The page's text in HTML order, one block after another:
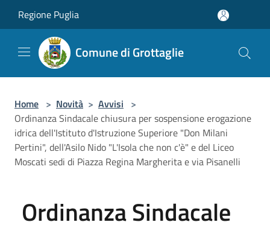
Regione Puglia
Comune di Grottaglie
Home > Novità > Avvisi >
Ordinanza Sindacale chiusura per sospensione erogazione
idrica dell'Istituto d'Istruzione Superiore "Don Milani
Pertini", dell'Asilo Nido "L'Isola che non c'è" e del Liceo
Moscati sedi di Piazza Regina Margherita e via Pisanelli
Ordinanza Sindacale